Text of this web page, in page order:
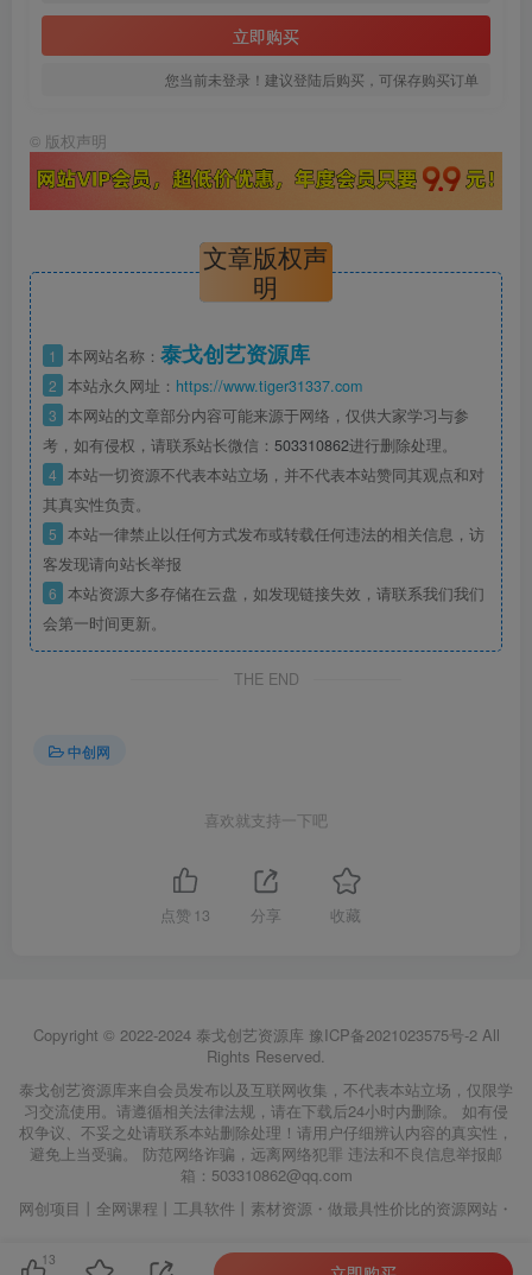
立即购买
您当前未登录！建议登陆后购买，可保存购买订单
© 版权声明
文章版权声
明
1 本网站名称： 泰戈创艺资源库
2 本站永久网址： https://www.tiger31337.com
3 本网站的文章部分内容可能来源于网络，仅供大家学习与参
考，如有侵权，请联系站长微信： 503310862进行删除处理。
4 本站一切资源不代表本站立场，并不代表本站赞同其观点和对
其真实性负责。
5 本站一律禁止以任何方式发布或转载任何违法的相关信息，访
客发现请向站长举报
6 本站资源大多存储在云盘，如发现链接失效，请联系我们我们
会第一时间更新。
THE END
中创网
喜欢就支持一下吧
点赞 13 分享 收藏
Copyright © 2022-2024 泰戈创艺资源库 豫ICP备2021023575号-2All
Rights Reserved.
泰戈创艺资源库来自会员发布以及互联网收集，不代表本站立场，仅限学
习交流使用。请遵循相关法律法规，请在下载后24小时内删除。 如有侵
权争议、不妥之处请联系本站删除处理！请用户仔细辨认内容的真实性，
避免上当受骗。 防范网络诈骗，远离网络犯罪 违法和不良信息举报邮
箱：503310862@qq.com
网创项目丨全网课程丨工具软件丨素材资源・做最具性价比的资源网站・
13